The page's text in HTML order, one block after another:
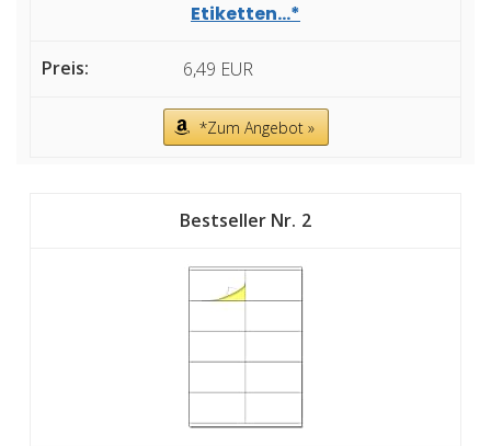
Etiketten...*
6,49 EUR
*Zum Angebot »
2